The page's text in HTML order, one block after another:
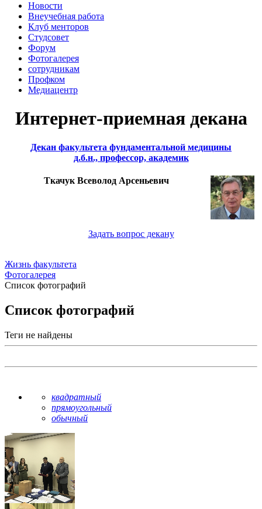
Новости
Внеучебная работа
Клуб менторов
Студсовет
Форум
Фотогалерея
сотрудникам
Профком
Медиацентр
Интернет-приемная декана
Декан факультета фундаментальной медицины
д.б.н., профессор, академик
Ткачук Всеволод Арсеньевич
Задать вопрос декану
Жизнь факультета
Фотогалерея
Список фотографий
Список фотографий
Теги не найдены
квадратный
прямоугольный
обычный